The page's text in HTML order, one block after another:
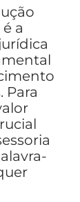
a
Para